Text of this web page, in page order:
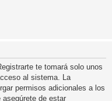
te tomará solo unos
al sistema. La
permisos adicionales a los
de estar